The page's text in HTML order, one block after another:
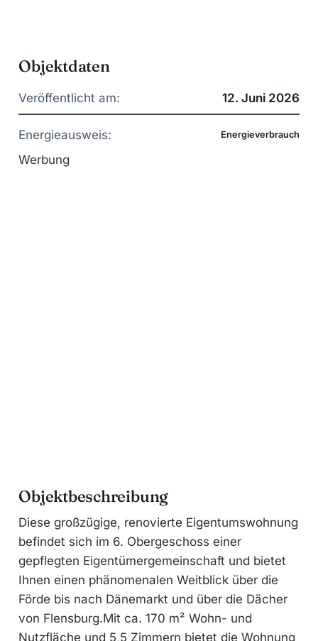
Objektdaten
Veröffentlicht am: 12. Juni 2026
Energieausweis: Energieverbrauch
Werbung
Objektbeschreibung
Diese großzügige, renovierte Eigentumswohnung
befindet sich im 6. Obergeschoss einer
gepflegten Eigentümergemeinschaft und bietet
Ihnen einen phänomenalen Weitblick über die
Förde bis nach Dänemarkt und über die Dächer
von Flensburg.Mit ca. 170 m² Wohn- und
Nutzfläche und 5,5 Zimmern bietet die Wohnung